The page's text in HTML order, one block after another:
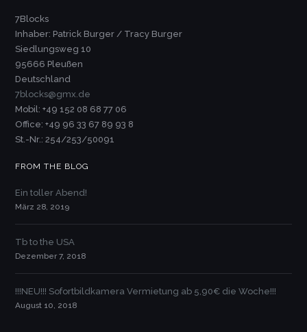
7Blocks
Inhaber: Patrick Burger / Tracy Burger
Siedlungsweg 10
95666 Pleußen
Deutschland
7blocks@gmx.de
Mobil: +49 152 08 68 77 06
Office: +49 96 33 67 89 93 8
St.-Nr.: 254/253/50091
FROM THE BLOG
Ein toller Abend!
März 28, 2019
Tb to the USA
Dezember 7, 2018
!!!NEU!!! Sofortbildkamera Vermietung ab 5,90€ die Woche!!!
August 10, 2018